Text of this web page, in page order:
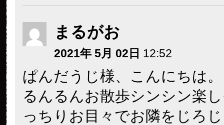
まるがお
2021年 5月 02日 12:52
ぱんだうじ様、こんにちは。
るんるんお散歩シンシン楽
っちりお目々でお隣をじろ